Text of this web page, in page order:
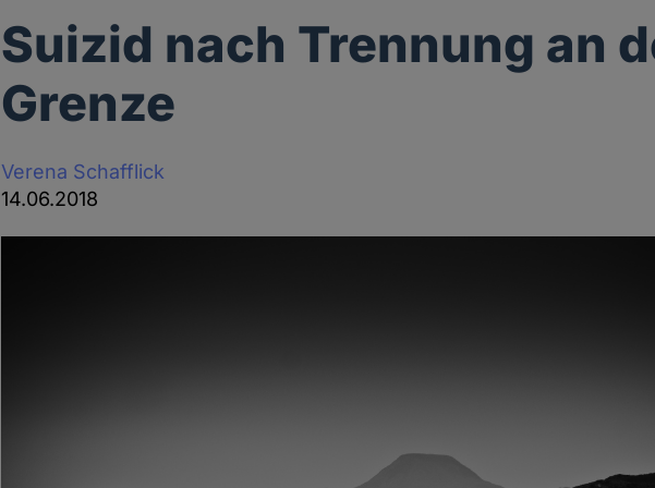
Suizid nach Trennung an
Grenze
Verena Schafflick
14.06.2018